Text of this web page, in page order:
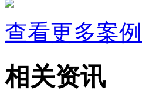
查看更多案例
相关资讯